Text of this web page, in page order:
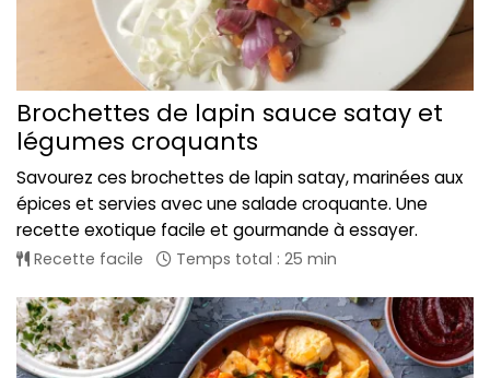
Brochettes de lapin sauce satay et
légumes croquants
Savourez ces brochettes de lapin satay, marinées aux
épices et servies avec une salade croquante. Une
recette exotique facile et gourmande à essayer.
Recette facile Temps total : 25 min